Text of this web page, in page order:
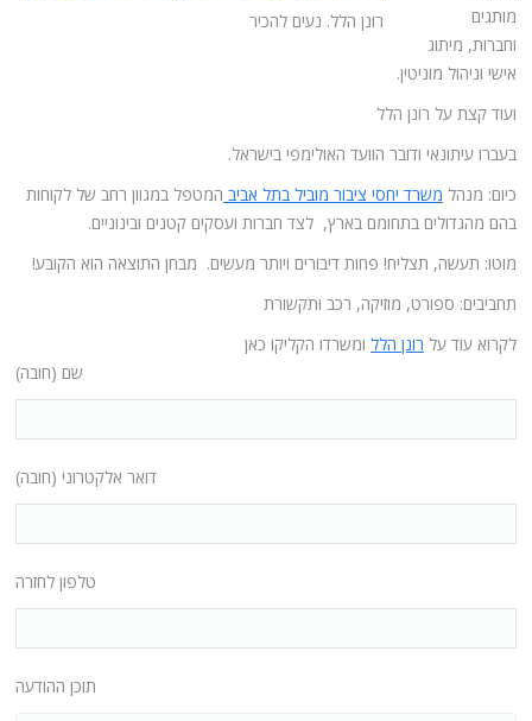
רונן הלל. נעים להכיר
מותגים
וחברות, מיתוג
אישי וניהול מוניטין.
ועוד קצת על רונן הלל
בעברו עיתונאי ודובר הוועד האולימפי בישראל.
כיום: מנהל משרד יחסי ציבור מוביל בתל אביב המטפל במגוון רחב של לקוחות
בהם מהגדולים בתחומם בארץ, לצד חברות ועסקים קטנים ובינוניים.
מוטו: תעשה, תצליח! פחות דיבורים ויותר מעשים. מבחן התוצאה הוא הקובע!
תחביבים: ספורט, מוזיקה, רכב ותקשורת
לקרוא עוד על רונן הלל ומשרדו הקליקו כאן
שם (חובה)
דואר אלקטרוני (חובה)
טלפון לחזרה
תוכן ההודעה